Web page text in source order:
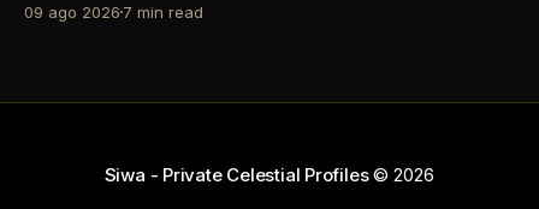
dalla Luna in Gemelli, possono generare interazioni
09 ago 2026 7 min read
Siwa - Private Celestial Profiles© 2026